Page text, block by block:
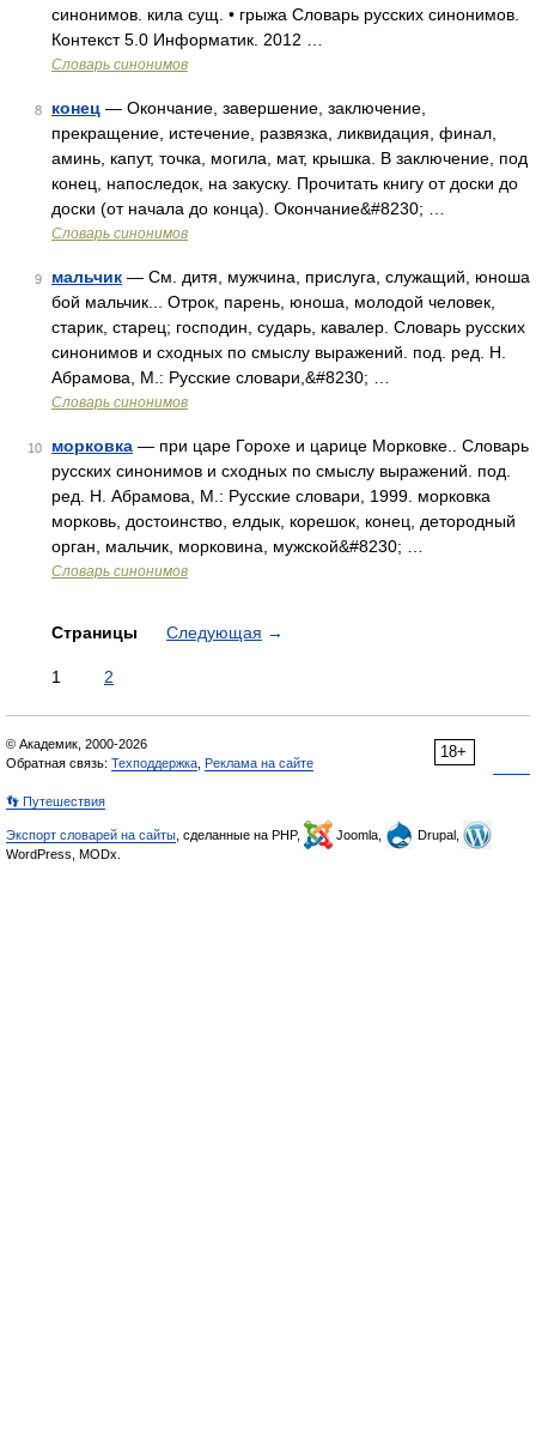
синонимов. кила сущ. • грыжа Словарь русских синонимов.
Контекст 5.0 Информатик. 2012 …
Словарь синонимов
8 конец — Окончание, завершение, заключение,
прекращение, истечение, развязка, ликвидация, финал,
аминь, капут, точка, могила, мат, крышка. В заключение, под
конец, напоследок, на закуску. Прочитать книгу от доски до
доски (от начала до конца). Окончание&#8230; …
Словарь синонимов
9 мальчик — См. дитя, мужчина, прислуга, служащий, юноша
бой мальчик... Отрок, парень, юноша, молодой человек,
старик, старец; господин, сударь, кавалер. Словарь русских
синонимов и сходных по смыслу выражений. под. ред. Н.
Абрамова, М.: Русские словари,&#8230; …
Словарь синонимов
10 морковка — при царе Горохе и царице Морковке.. Словарь
русских синонимов и сходных по смыслу выражений. под.
ред. Н. Абрамова, М.: Русские словари, 1999. морковка
морковь, достоинство, елдык, корешок, конец, детородный
орган, мальчик, морковина, мужской&#8230; …
Словарь синонимов
Страницы Следующая →
1 2
18+
© Академик, 2000-2026
Обратная связь: Техподдержка Реклама на сайте
👣 Путешествия
Экспорт словарей на сайты , сделанные на PHP, Joomla,
Drupal,
WordPress, MODx.